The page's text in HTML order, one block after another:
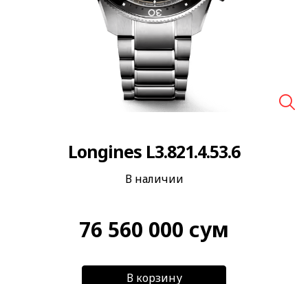
Longines L3.821.4.53.6
В наличии
76 560 000 сум
В корзину